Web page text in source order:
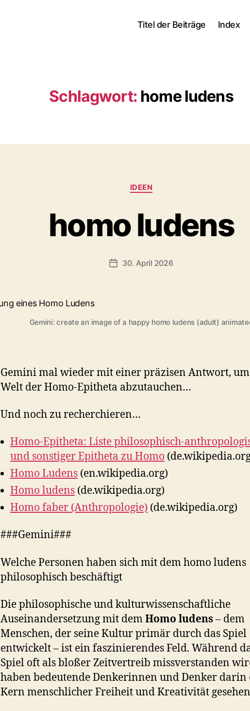
Titel der Beiträge Index
Schlagwort: home ludens
Kategorien
IDEEN
homo ludens
Veröffentlichungsdatum
30. April 2026
Gemini: create an image of a happy homo ludens (adult)
Gemini mal wieder mit einer präzisen Antwort,
Welt der Homo-Epitheta abzutauchen…
Und noch zu recherchieren…
Homo-Epitheta: Liste philosophisch-
und sonstiger Epitheta zu Homo
Homo Ludens (en.wikipedia.org)
Homo ludens (de.wikipedia.org)
Homo faber (Anthropologie) (de.wikipedia.org)
###Gemini###
Welche Personen haben sich mit dem homo ludens
philosophisch beschäftigt
Die philosophische und kulturwissenschaftliche
Auseinandersetzung mit demHomo ludens– dem
Menschen, der seine Kultur primär durch das Spiel
entwickelt – ist ein faszinierendes Feld. Während
Spiel oft als bloßer Zeitvertreib missverstanden
haben bedeutende Denkerinnen und Denker darin
Kern menschlicher Freiheit und Kreativität